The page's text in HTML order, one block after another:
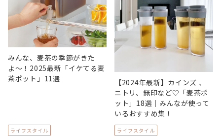
みんな、麦茶の季節がきた
よ〜！2025最新「イケてる麦
茶ポット」11選
ライフスタイル
【2024年最新】カインズ 、
ニトリ、無印など♡「麦茶ポ
ット」18選｜みんなが使って
いるおすすめ集！
ライフスタイル